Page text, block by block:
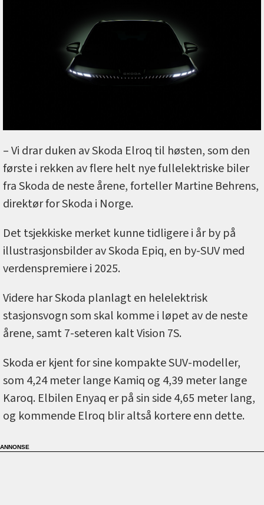
– Vi drar duken av Skoda Elroq til høsten, som den
første i rekken av flere helt nye fullelektriske biler
fra Skoda de neste årene, forteller Martine Behrens,
direktør for Skoda i Norge.
Det tsjekkiske merket kunne tidligere i år by på
illustrasjonsbilder av Skoda Epiq, en by-SUV med
verdenspremiere i 2025.
Videre har Skoda planlagt en helelektrisk
stasjonsvogn som skal komme i løpet av de neste
årene, samt 7-seteren kalt Vision 7S.
Skoda er kjent for sine kompakte SUV-modeller,
som 4,24 meter lange Kamiq og 4,39 meter lange
Karoq. Elbilen Enyaq er på sin side 4,65 meter lang,
og kommende Elroq blir altså kortere enn dette.